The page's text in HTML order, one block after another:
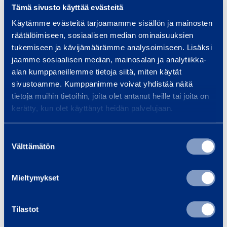
Tämä sivusto käyttää evästeitä
Käytämme evästeitä tarjoamamme sisällön ja mainosten
räätälöimiseen, sosiaalisen median ominaisuuksien
tukemiseen ja kävijämäärämme analysoimiseen. Lisäksi
jaamme sosiaalisen median, mainosalan ja analytiikka-
alan kumppaneillemme tietoja siitä, miten käytät
sivustoamme. Kumppanimme voivat yhdistää näitä
tietoja muihin tietoihin, joita olet antanut heille tai joita on
kerätty, kun olet käyttänyt heidän palvelujaan.
valinta
Välttämätön
Mieltymykset
Tilastot
Bredd
Höjd
Arbetsbredd 320 mm
Batterispänning
Liknande produkter